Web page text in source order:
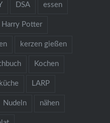
DSA essen
Harry Potter
kerzen gießen
Kochen
LARP
Nudeln nähen